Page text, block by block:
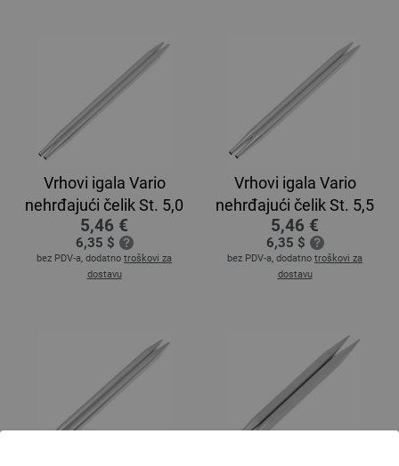
Vrhovi igala Vario
nehrđajući čelik St. 5,0
5,46 €
6,35 $
bez PDV-a, dodatno troškovi za
dostavu
Vrhovi igala Vario
nehrđajući čelik St. 5,5
5,46 €
6,35 $
bez PDV-a, dodatno troškovi za
dostavu